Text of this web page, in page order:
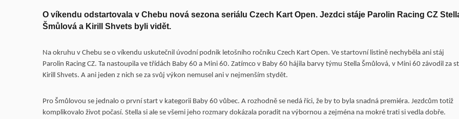
O víkendu odstartovala v Chebu nová sezona seriálu Czech Kart Open. Jezdci stáje Parolin Racing CZ
Šmůlová a Kirill Shvets byli vidět.
Na okruhu v Chebu se o víkendu uskutečnil úvodní podnik letošního ročníku Czech Kart Open. Ve startovní listině nechyběla ani stáj
Parolin Racing CZ. Ta nastoupila ve třídách Baby 60 a Mini 60. Zatímco v Baby 60 hájila barvy týmu Stella Šmůlová, v Mini 60 závodil za
Kirill Shvets. A ani jeden z nich se za svůj výkon nemusel ani v nejmenším stydět.
Pro Šmůlovou se jednalo o první start v kategorii Baby 60 vůbec. A rozhodně se nedá říci, že by to byla snadná premiéra. Jezdcům totiž
komplikovalo život počasí. Stella si ale se všemi jeho rozmary dokázala poradit na výbornou a zejména na mokré trati si vedla dobře.